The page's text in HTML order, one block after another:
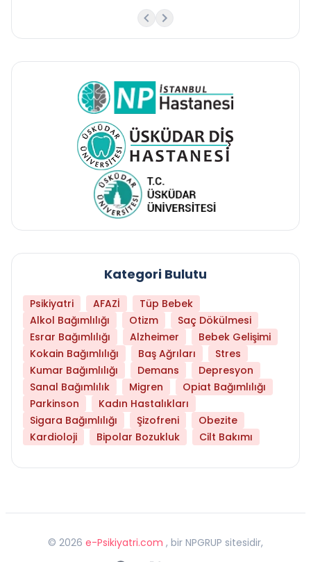
Kategori Bulutu
Psikiyatri AFAZİ
Tüp Bebek
Alkol Bağımlılığı
Otizm
Saç Dökülmesi
Esrar Bağımlılığı
Alzheimer
Bebek Gelişimi
Kokain Bağımlılığı
Baş Ağrıları
Stres
Kumar Bağımlılığı
Demans
Depresyon
Sanal Bağımlılık
Migren
Opiat Bağımlılığı
Parkinson
Kadın Hastalıkları
Sigara Bağımlılığı
Şizofreni
Obezite
Kardioloji
Bipolar Bozukluk Cilt Bakımı
© 2026 e-Psikiyatri.com , bir NPGRUP sitesidir,